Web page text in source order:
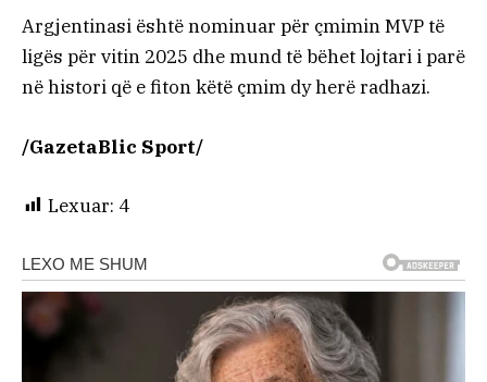
Argjentinasi është nominuar për çmimin MVP të
ligës për vitin 2025 dhe mund të bëhet lojtari i parë
në histori që e fiton këtë çmim dy herë radhazi.
/GazetaBlic Sport/
Lexuar: 4